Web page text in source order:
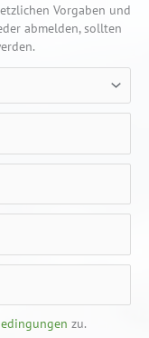
Vorgaben und
abmelden, sollten
zu.